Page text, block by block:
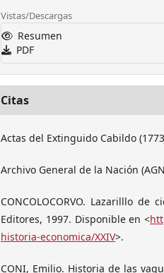
Vistas/Descargas
Resumen
PDF
Citas
Actas del Extinguido Cabildo
Archivo General de la Nación
CONCOLOCORVO. Lazarilllo
Editores, 1997. Disponible en <
historia-economica/XXIV>.
CONI, Emilio. Historia de las